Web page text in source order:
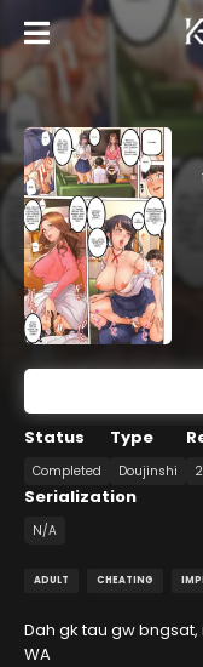
Status
Completed
Type
Doujinshi
Serialization
N/A
ADULT CHEATING
Dah gk tau gw
WA